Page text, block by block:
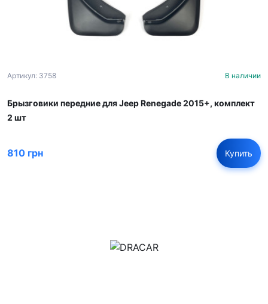
Артикул: 3758 В наличии
Брызговики передние для Jeep Renegade 2015+, комплект
2 шт
810 грн Купить